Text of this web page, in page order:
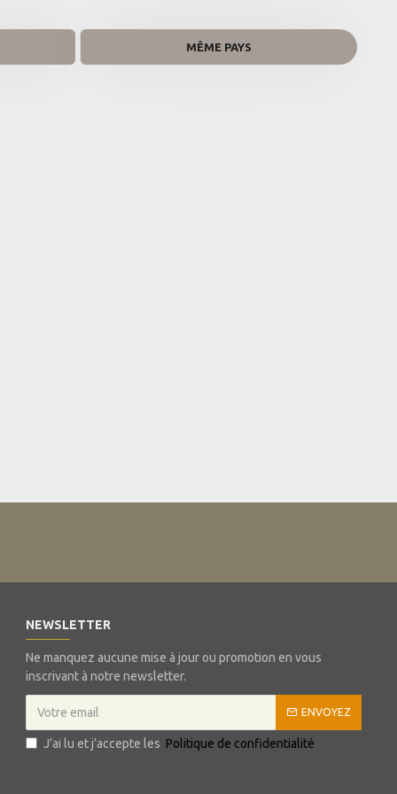
MÊME PAYS
NEWSLETTER
Ne manquez aucune mise à jour ou promotion en vous
inscrivant à notre newsletter.
ENVOYEZ
J’ai lu et j’accepte les Politique de confidentialité